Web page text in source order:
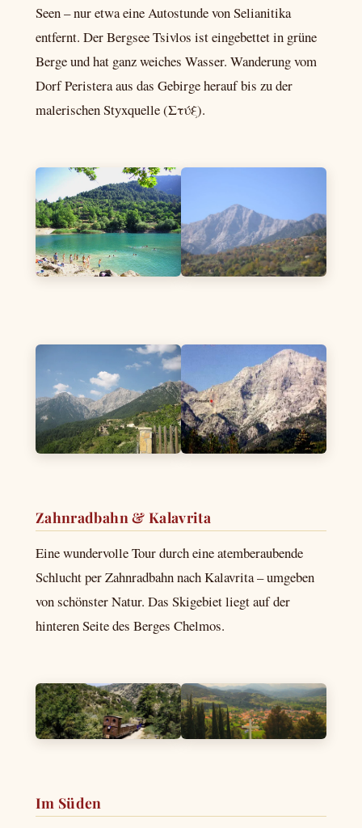
Seen – nur etwa eine Autostunde von Selianitika
entfernt. Der Bergsee Tsivlos ist eingebettet in grüne
Berge und hat ganz weiches Wasser. Wanderung vom
Dorf Peristera aus das Gebirge herauf bis zu der
malerischen Styxquelle (Στύξ).
Zahnradbahn & Kalavrita
Eine wundervolle Tour durch eine atemberaubende
Schlucht per Zahnradbahn nach Kalavrita – umgeben
von schönster Natur. Das Skigebiet liegt auf der
hinteren Seite des Berges Chelmos.
Im Süden